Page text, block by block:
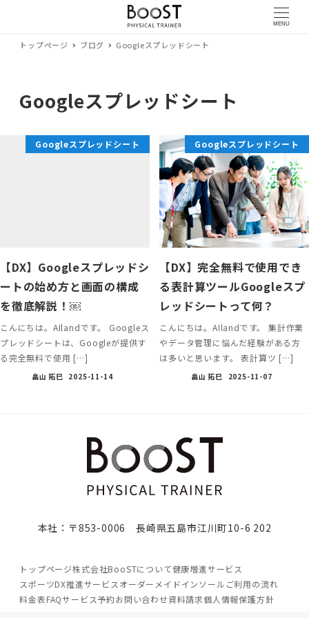
MENU
トップページ ブログ Googleスプレッドシート
Googleスプレッドシート
Googleスプレッドシート
【DX】Googleスプレッドシ
ートの始め方と画面の構成
を徹底解説！￼
こんにちは。AIlandです。 Googleス
プレッドシートは、Googleが提供す
る完全無料で使用 […]
畠山 拓巳 2025-11-14
Googleスプレッドシート
【DX】完全無料で使用でき
る表計算ツールGoogleスプ
レッドシートって何？
こんにちは。AIlandです。 集計作業
やデータ管理に悩んだ経験がある方
は多いと思います。 表計算ツ […]
畠山 拓巳 2025-11-07
本社：〒853-0006 長崎県五島市江川町10-6 202
トップページ株式会社BooSTについて健康増進サービス
スポーツDX推進サービス オーダーメイドインソール ご利用の流れ
料金表FAQサービス予約お問い合わせ資料請求個人情報保護方針